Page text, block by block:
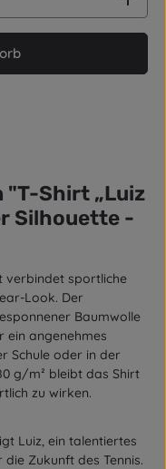
Shirt „Luiz
Silhouette -
verbindet sportliche
Look. Der
Baumwolle
ein angenehmes
Schule oder in der
g/m² bleibt das Shirt
zu wirken.
Luiz, ein talentiertes
die Zukunft des Tennis.